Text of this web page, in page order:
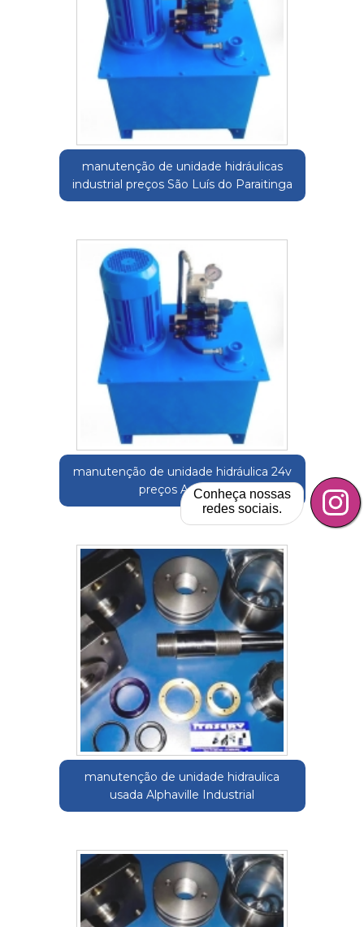
manutenção de unidade hidráulicas
industrial preços São Luís do Paraitinga
manutenção de unidade hidráulica 24v
preços Arcadas
manutenção de unidade hidraulica
usada Alphaville Industrial
Conheça nossas
redes sociais.